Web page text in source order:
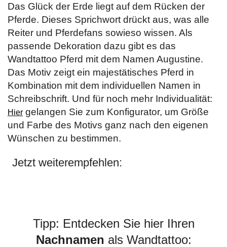
Das Glück der Erde liegt auf dem Rücken der
Pferde. Dieses Sprichwort drückt aus, was alle
Reiter und Pferdefans sowieso wissen. Als
passende Dekoration dazu gibt es das
Wandtattoo Pferd mit dem Namen Augustine.
Das Motiv zeigt ein majestätisches Pferd in
Kombination mit dem individuellen Namen in
Schreibschrift. Und für noch mehr Individualität:
Hier gelangen Sie zum Konfigurator, um Größe
und Farbe des Motivs ganz nach den eigenen
Wünschen zu bestimmen.
Jetzt weiterempfehlen:
Tipp: Entdecken Sie hier Ihren
Nachnamen als Wandtattoo: